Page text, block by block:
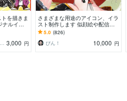
を描きま
ナルイラ
ビックリお絵描き屋さん 3,000 円
さまざまな用途のアイコン、イラ
スト制作します 似顔絵や配信な
ど、綺麗な色彩のイラストをお届
けします
5.0 (826)
ぴん！
10,000 円